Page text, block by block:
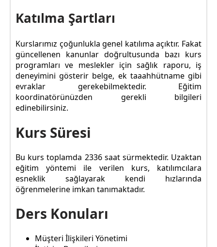
Katılma Şartları
Kurslarımız çoğunlukla genel katılıma açıktır. Fakat
güncellenen kanunlar doğrultusunda bazı kurs
programları ve meslekler için sağlık raporu, iş
deneyimini gösterir belge, ek taaahhütname gibi
evraklar gerekebilmektedir. Eğitim
koordinatörünüzden gerekli bilgileri
edinebilirsiniz.
Kurs Süresi
Bu kurs toplamda 2336 saat sürmektedir. Uzaktan
eğitim yöntemi ile verilen kurs, katılımcılara
esneklik sağlayarak kendi hızlarında
öğrenmelerine imkan tanımaktadır.
Ders Konuları
Müşteri İlişkileri Yönetimi